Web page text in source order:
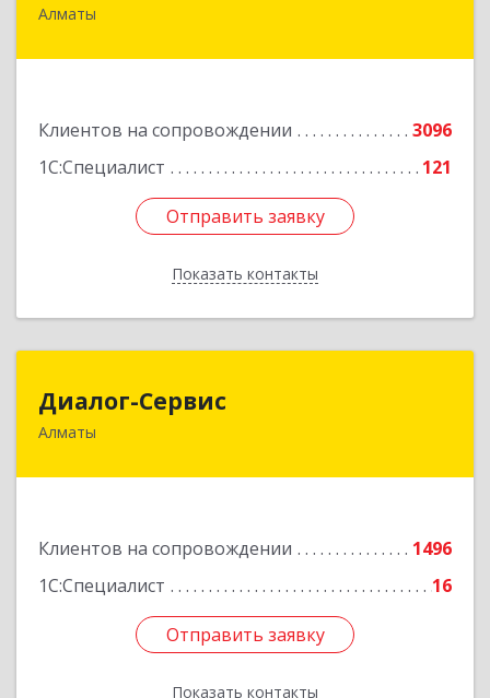
Алматы
Клиентов на сопровождении
3096
1С:Специалист
121
Отправить заявку
Показать контакты
050046, Казахстан, Алматы,ул. Сатпаева, д. 90/1,
Отправить заявку
Назад
Диалог-Сервис
Алматы
Клиентов на сопровождении
1496
1С:Специалист
16
Отправить заявку
Показать контакты
050057, Республика Казахстан, г. Алматы, ул.
Отправить заявку
Назад